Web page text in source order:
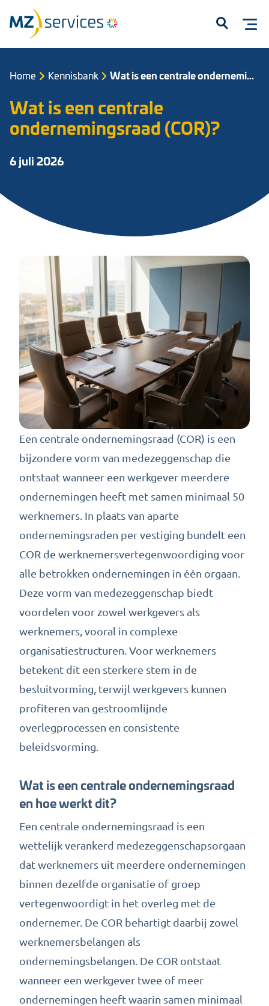
Home Kennisbank Wat is een centrale ondernemingsraad (COR)?
Wat is een centrale
ondernemingsraad (COR)?
6 juli 2026
Een centrale ondernemingsraad (COR) is een
bijzondere vorm van medezeggenschap die
ontstaat wanneer een werkgever meerdere
ondernemingen heeft met samen minimaal 50
werknemers. In plaats van aparte
ondernemingsraden per vestiging bundelt een
COR de werknemersvertegenwoordiging voor
alle betrokken ondernemingen in één orgaan.
Deze vorm van medezeggenschap biedt
voordelen voor zowel werkgevers als
werknemers, vooral in complexe
organisatiestructuren. Voor werknemers
betekent dit een sterkere stem in de
besluitvorming, terwijl werkgevers kunnen
profiteren van gestroomlijnde
overlegprocessen en consistente
beleidsvorming.
Wat is een centrale ondernemingsraad
en hoe werkt dit?
Een centrale ondernemingsraad is een
wettelijk verankerd medezeggenschapsorgaan
dat werknemers uit meerdere ondernemingen
binnen dezelfde organisatie of groep
vertegenwoordigt in het overleg met de
ondernemer. De COR behartigt daarbij zowel
werknemersbelangen als
ondernemingsbelangen. De COR ontstaat
wanneer een werkgever twee of meer
ondernemingen heeft waarin samen minimaal